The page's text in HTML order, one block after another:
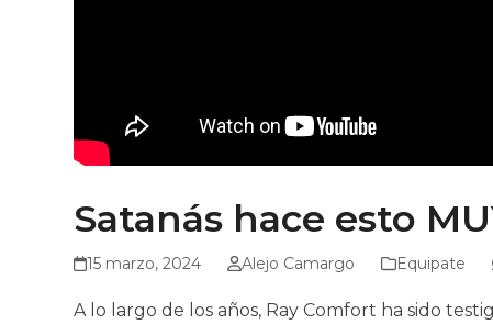
Satanás hace esto
15 marzo, 2024 Alejo Camargo Equipate
A lo largo de los años, Ray Comfort ha sido